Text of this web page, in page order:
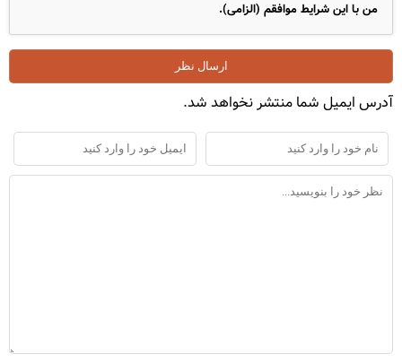
آدرس ایمیل شما منتشر نخواهد شد.
من با این شرایط موافقم (الزامی).